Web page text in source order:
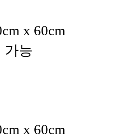
x 60cm
가능
x 60cm